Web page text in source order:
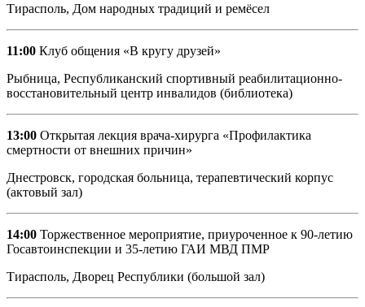
Тирасполь, Дом народных традиций и ремёсел
11:00 Клуб общения «В кругу друзей»
Рыбница, Республиканский спортивный реабилитационно-
восстановительный центр инвалидов (библиотека)
13:00 Открытая лекция врача-хирурга «Профилактика
смертности от внешних причин»
Днестровск, городская больница, терапевтический корпус
(актовый зал)
14:00 Торжественное мероприятие, приуроченное к 90-летию
Госавтоинспекции и 35-летию ГАИ МВД ПМР
Тирасполь, Дворец Республики (большой зал)